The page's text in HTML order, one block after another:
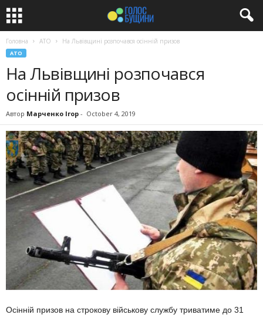
Головна АТО На Львівщині розпочався осінній призов
АТО
На Львівщині розпочався
осінній призов
Автор Марченко Ігор - October 4, 2019
Осінній призов на строкову військову службу триватиме до 31